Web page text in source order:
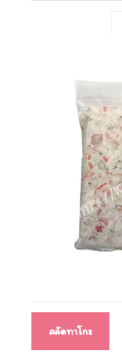
เรื่องสลัดทาโกะ